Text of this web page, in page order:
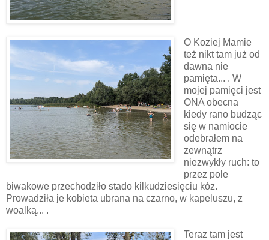
O Koziej Mamie
też nikt tam już od
dawna nie
pamięta... . W
mojej pamięci jest
ONA obecna
kiedy rano budząc
się w namiocie
odebrałem na
zewnątrz
niezwykły ruch: to
przez pole
biwakowe przechodziło stado kilkudziesięciu kóz.
Prowadziła je kobieta ubrana na czarno, w kapeluszu, z
woalką... .
Teraz tam jest